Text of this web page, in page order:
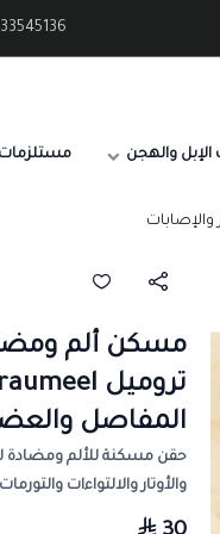
والهجن
مسكن ألم
المفاصل
حقن مسكنة للألم ومضادة
والأوتار والالتواءات